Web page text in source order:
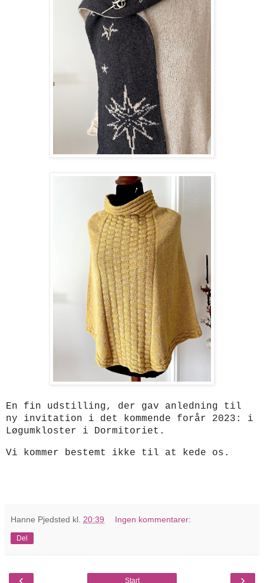
En fin udstilling, der gav anledning til
ny invitation i det kommende forår 2023: i
Løgumkloster i Dormitoriet.
Vi kommer bestemt ikke til at kede os.
Hanne Pjedsted kl. 20:39 Ingen kommentarer:
Del
‹ ›
Start